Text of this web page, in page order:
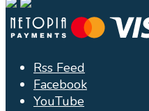
Rss Feed
Facebook
YouTube